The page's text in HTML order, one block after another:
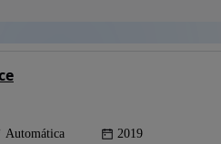
Automática 2019